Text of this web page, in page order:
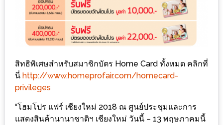
ใส
ปิ๊
งด้วย
HUAWEI
G7
PLUS
สมา
ร์ท
โฟน
สิทธิพิเศษสำหรับสมาชิกบัตร Home Card ทั้งหมด คลิกที่
นี่ http://www.homeprofair.com/homecard-
privileges
“โฮมโปร แฟร์ เชียงใหม่ 2018 ณ​ ศูนย์ประชุมและการ
แสดงสินค้านานาชาติฯ เชียงใหม่ วันนี้ – 13 พฤษภาคมนี้